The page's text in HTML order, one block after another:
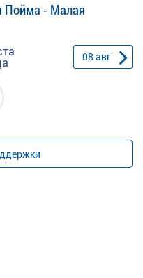
Пойма - Малая
08 авг